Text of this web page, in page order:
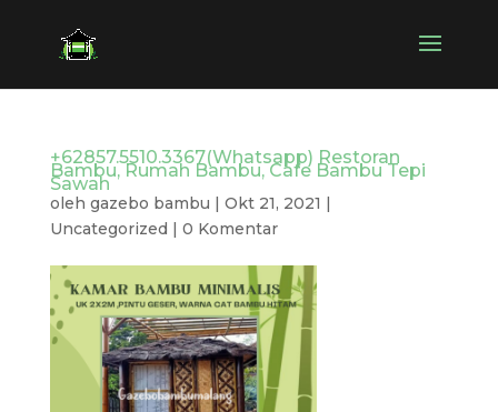
+62857.5510.3367(Whatsapp) Restoran
Bambu, Rumah Bambu, Cafe Bambu Tepi
Sawah
oleh gazebo bambu | Okt 21, 2021 |
Uncategorized | 0 Komentar